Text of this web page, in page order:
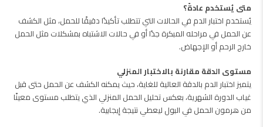
متى يُستخدم عادةً؟
يُستخدم اختبار الدم في الحالات التي تتطلب تأكيدًا دقيقًا للحمل، مثل الكشف
عن الحمل في مراحله المبكرة جدًا أو في حالات الاشتباه بمشكلات مثل الحمل
خارج الرحم أو الإجهاض.
مستوى الدقة مقارنة بالاختبار المنزلي
يتميز اختبار الدم بالدقة العالية للغاية، حيث يمكنه الكشف عن الحمل حتى قبل
غياب الدورة الشهرية، بعكس تحليل الحمل المنزلي الذي يتطلب مستوى معينًا
من هرمون الحمل في البول ليعطي نتيجة إيجابية.